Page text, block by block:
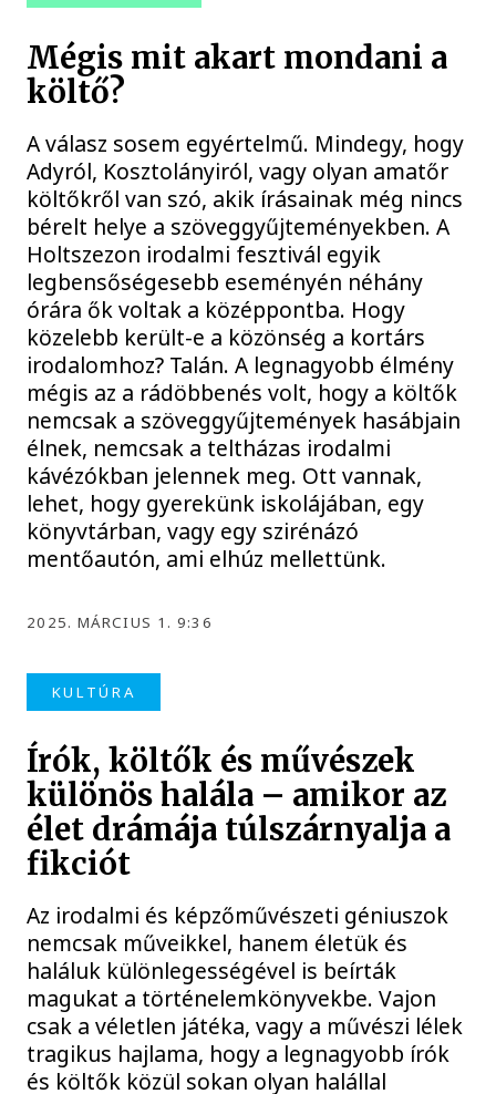
Mégis mit akart mondani a
költő?
A válasz sosem egyértelmű. Mindegy, hogy
Adyról, Kosztolányiról, vagy olyan amatőr
költőkről van szó, akik írásainak még nincs
bérelt helye a szöveggyűjteményekben. A
Holtszezon irodalmi fesztivál egyik
legbensőségesebb eseményén néhány
órára ők voltak a középpontba. Hogy
közelebb került-e a közönség a kortárs
irodalomhoz? Talán. A legnagyobb élmény
mégis az a rádöbbenés volt, hogy a költők
nemcsak a szöveggyűjtemények hasábjain
élnek, nemcsak a teltházas irodalmi
kávézókban jelennek meg. Ott vannak,
lehet, hogy gyerekünk iskolájában, egy
könyvtárban, vagy egy szirénázó
mentőautón, ami elhúz mellettünk.
2025. MÁRCIUS 1. 9:36
KULTÚRA
Írók, költők és művészek
különös halála – amikor az
élet drámája túlszárnyalja a
fikciót
Az irodalmi és képzőművészeti géniuszok
nemcsak műveikkel, hanem életük és
haláluk különlegességével is beírták
magukat a történelemkönyvekbe. Vajon
csak a véletlen játéka, vagy a művészi lélek
tragikus hajlama, hogy a legnagyobb írók
és költők közül sokan olyan halállal